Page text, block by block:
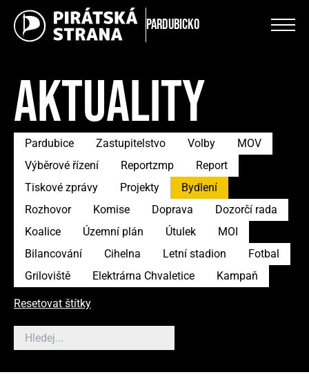
Pardubicko
AKTUALITY
Pardubice Zastupitelstvo Volby
MOV
Výběrové řízení
Reportzmp
Report
Tiskové zprávy
Projekty
Bydlení
Rozhovor
Komise Doprava
Dozorčí rada
Koalice
Územní plán Útulek
MOI
Bilancování
Cihelna Letní stadion
Fotbal
Griloviště
Elektrárna Chvaletice Kampaň
Resetovat štítky